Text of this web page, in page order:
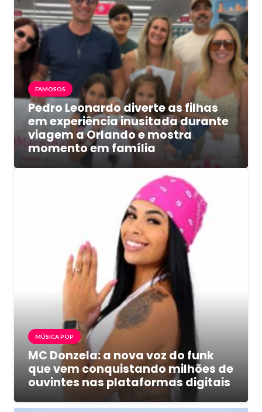
FAMOSOS
Pedro Leonardo diverte as filhas
em experiência inusitada durante
viagem a Orlando e mostra
momento em família
MÚSICA POP
MC Donzela: a nova voz do funk
que vem conquistando milhões de
ouvintes nas plataformas digitais